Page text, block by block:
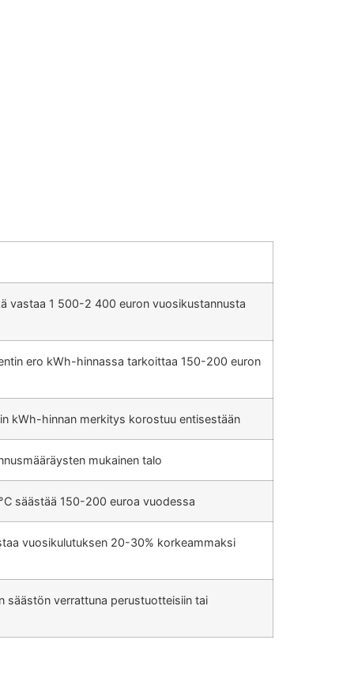
vastaa 1 500-2 400 euron vuosikustannusta
ero kWh-hinnassa tarkoittaa 150-200 euron
kWh-hinnan merkitys korostuu entisestään
mukainen talo
säästää 150-200 euroa vuodessa
vuosikulutuksen 20-30% korkeammaksi
säästön verrattuna perustuotteisiin tai